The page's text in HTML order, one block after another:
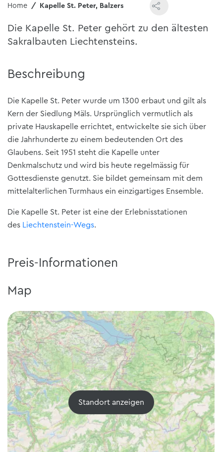
Home Kapelle St. Peter, Balzers
Die Kapelle St. Peter gehört zu den ältesten
Sakralbauten Liechtensteins.
Beschreibung
Die Kapelle St. Peter wurde um 1300 erbaut und gilt als
Kern der Siedlung Mäls. Ursprünglich vermutlich als
private Hauskapelle errichtet, entwickelte sie sich über
die Jahrhunderte zu einem bedeutenden Ort des
Glaubens. Seit 1951 steht die Kapelle unter
Denkmalschutz und wird bis heute regelmässig für
Gottesdienste genutzt. Sie bildet gemeinsam mit dem
mittelalterlichen Turmhaus ein einzigartiges Ensemble.
Die Kapelle St. Peter ist eine der Erlebnisstationen
des Liechtenstein-Wegs.
Preis-Informationen
Map
Standort anzeigen